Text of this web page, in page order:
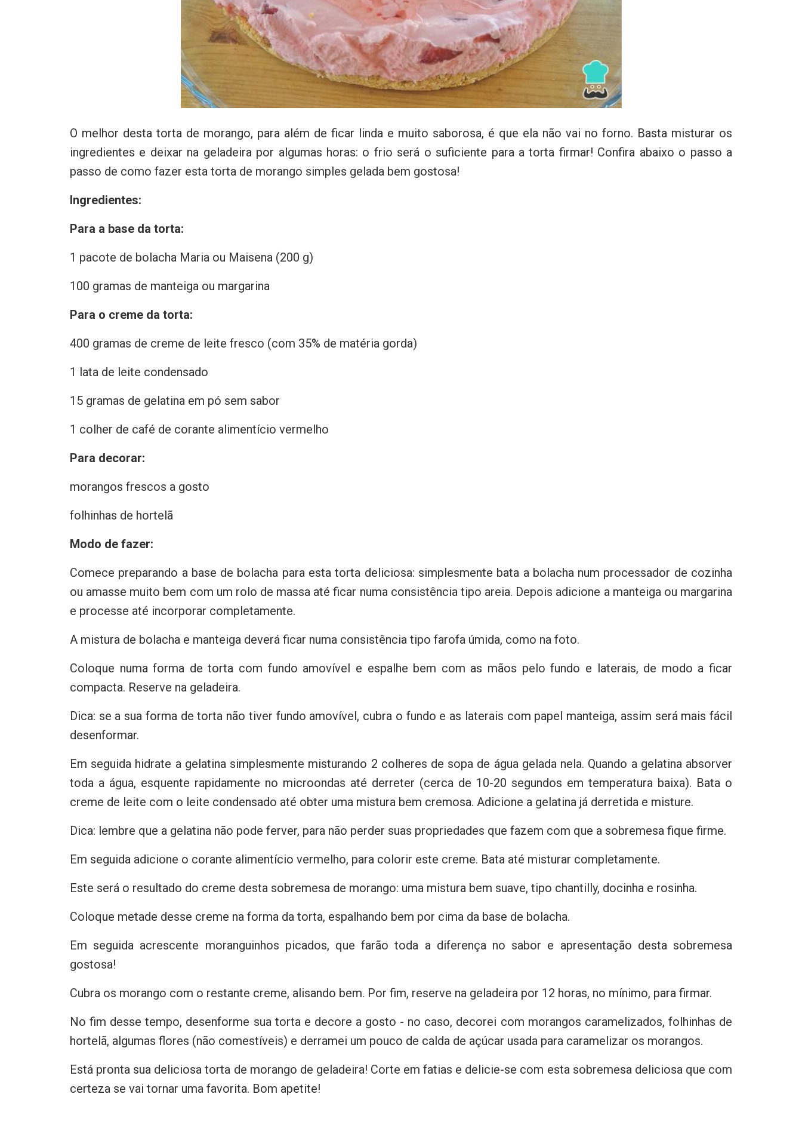
O melhor desta torta de morango, para além de ficar linda e muito saborosa, é que ela não vai no forno. Basta misturar os
ingredientes e deixar na geladeira por algumas horas: o frio será o suficiente para a torta firmar! Confira abaixo o passo a
passo de como fazer esta torta de morango simples gelada bem gostosa!
Ingredientes:
Para a base da torta:
1 pacote de bolacha Maria ou Maisena (200 g)
100 gramas de manteiga ou margarina
Para o creme da torta:
400 gramas de creme de leite fresco (com 35% de matéria gorda)
1 lata de leite condensado
15 gramas de gelatina em pó sem sabor
1 colher de café de corante alimentício vermelho
Para decorar:
morangos frescos a gosto
folhinhas de hortelã
Modo de fazer:
Comece preparando a base de bolacha para esta torta deliciosa: simplesmente bata a bolacha num processador de cozinha
ou amasse muito bem com um rolo de massa até ficar numa consistência tipo areia. Depois adicione a manteiga ou margarina
e processe até incorporar completamente.
A mistura de bolacha e manteiga deverá ficar numa consistência tipo farofa úmida, como na foto.
Coloque numa forma de torta com fundo amovível e espalhe bem com as mãos pelo fundo e laterais, de modo a ficar
compacta. Reserve na geladeira.
Dica: se a sua forma de torta não tiver fundo amovível, cubra o fundo e as laterais com papel manteiga, assim será mais fácil
desenformar.
Em seguida hidrate a gelatina simplesmente misturando 2 colheres de sopa de água gelada nela. Quando a gelatina absorver
toda a água, esquente rapidamente no microondas até derreter (cerca de 10-20 segundos em temperatura baixa). Bata o
creme de leite com o leite condensado até obter uma mistura bem cremosa. Adicione a gelatina já derretida e misture.
Dica: lembre que a gelatina não pode ferver, para não perder suas propriedades que fazem com que a sobremesa fique firme.
Em seguida adicione o corante alimentício vermelho, para colorir este creme. Bata até misturar completamente.
Este será o resultado do creme desta sobremesa de morango: uma mistura bem suave, tipo chantilly, docinha e rosinha.
Coloque metade desse creme na forma da torta, espalhando bem por cima da base de bolacha.
Em seguida acrescente moranguinhos picados, que farão toda a diferença no sabor e apresentação desta sobremesa
gostosa!
Cubra os morango com o restante creme, alisando bem. Por fim, reserve na geladeira por 12 horas, no mínimo, para firmar.
No fim desse tempo, desenforme sua torta e decore a gosto - no caso, decorei com morangos caramelizados, folhinhas de
hortelã, algumas flores (não comestíveis) e derramei um pouco de calda de açúcar usada para caramelizar os morangos.
Está pronta sua deliciosa torta de morango de geladeira! Corte em fatias e delicie-se com esta sobremesa deliciosa que com
certeza se vai tornar uma favorita. Bom apetite!